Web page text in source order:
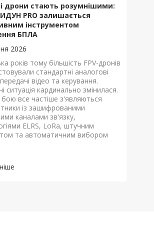
дрони стають розумнішими:
PRO залишається
інструментом
БПЛА
2026
років тому більшість FPV-дронів
стандартні аналогові
відео та керування.
ситуація кардинально змінилася.
бою все частіше з'являються
із зашифрованими
каналами зв'язку,
ELRS, LoRa, штучним
та автоматичним вибором